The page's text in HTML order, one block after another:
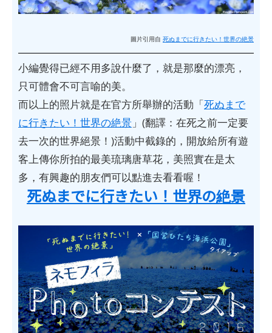
圖片引用自 死ぬまでに行きたい！世界の絶景
小編覺得已經不用多說什麼了，就是那麼的漂亮，
只可體會不可言喻的美。
而以上的照片就是在官方所舉辦的活動「死ぬまで
に行きたい！世界の絶景 」(翻譯：在死之前一定要
去一次的世界絕景！)活動中截錄的，開放給所有遊
客上傳你所拍的最美琉璃唐草花，美照實在是太
多，有興趣的朋友們可以點進去看看喔！
死ぬまでに行きたい！世界の絶景